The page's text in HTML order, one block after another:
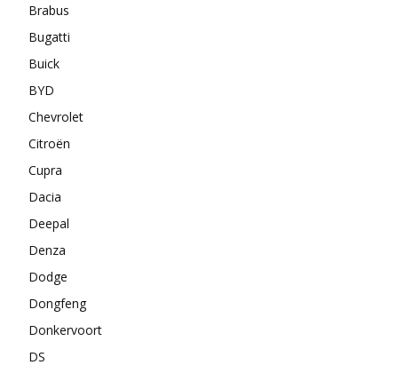
Brabus
Bugatti
Buick
BYD
Chevrolet
Citroën
Cupra
Dacia
Deepal
Denza
Dodge
Dongfeng
Donkervoort
DS